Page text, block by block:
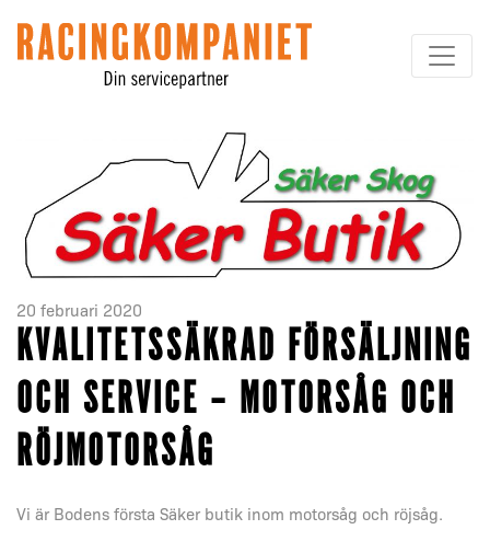
20 februari 2020
KVALITETSSÄKRAD FÖRSÄLJNING
OCH SERVICE – MOTORSÅG OCH
RÖJMOTORSÅG
Vi är Bodens första Säker butik inom motorsåg och röjsåg.